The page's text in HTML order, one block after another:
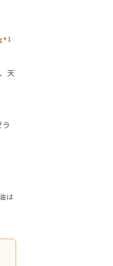
*1
天
は